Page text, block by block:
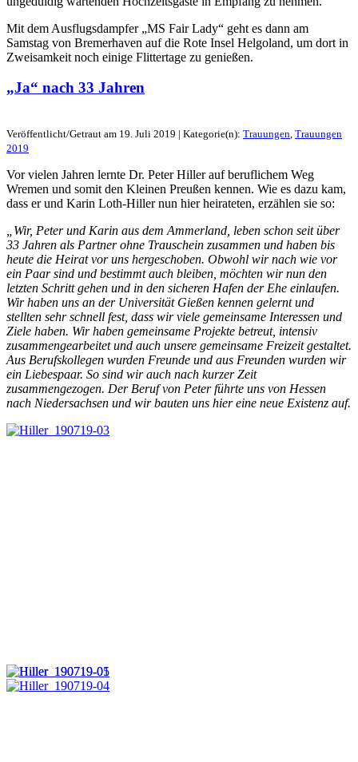
Mit dem Ausflugsdampfer „MS Fair Lady“ geht es dann am
Samstag von Bremerhaven auf die Rote Insel Helgoland, um dort in
Zweisamkeit noch einige Flittertage zu genießen.
„Ja“ nach 33 Jahren
Veröffentlicht/Getraut am 19. Juli 2019 | Kategorie(n): Trauungen, Trauungen
2019
Vor vielen Jahren lernte Dr. Peter Hiller auf beruflichem Weg
Wremen und somit den Kleinen Preußen kennen. Wie es dazu kam,
dass er und Karin Loth-Hiller nun hier heirateten, erzählen sie so:
„Wir, Peter und Karin aus dem Ammerland, leben schon seit über
33 Jahren als Partner ohne Trauschein zusammen und haben bis
heute die Heirat vor uns hergeschoben. Obwohl wir nach wie vor
ein Paar sind und bestimmt auch bleiben, möchten wir nun den
letzten Schritt gehen und in den sicheren Hafen der Ehe einlaufen.
Wir haben uns an der Universität Gießen kennen gelernt und
stellten sehr schnell fest, dass wir viele gemeinsame Interessen und
Ziele haben. Wir haben gemeinsame Projekte betreut, intensiv
zusammengearbeitet und auch unsere gemeinsame Freizeit gestaltet.
Aus Berufskollegen wurden Freunde und aus Freunden wurden wir
ein Liebespaar. So sind wir auch nach kurzer Zeit
zusammengezogen. Der Beruf von Peter führte uns von Hessen
nach Niedersachsen und wir bauten uns hier eine neue Existenz auf.